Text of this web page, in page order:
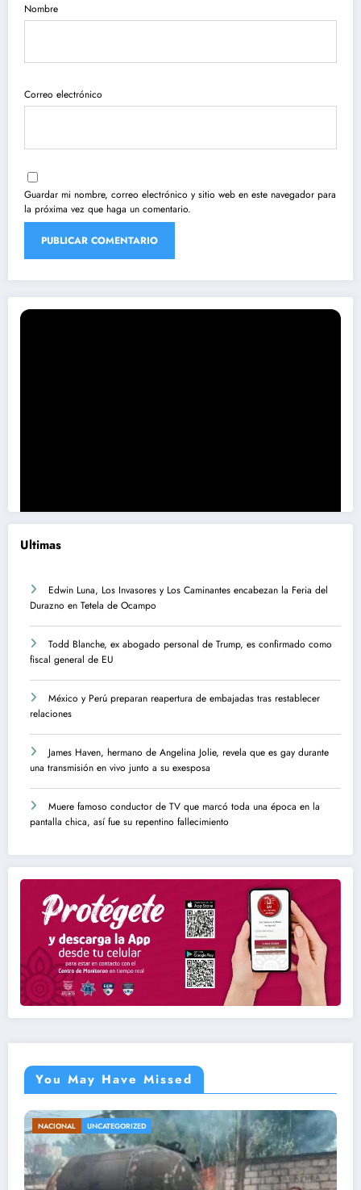
Nombre
Correo electrónico
Guardar mi nombre, correo electrónico y sitio web en este navegador para
la próxima vez que haga un comentario.
Ultimas
Edwin Luna, Los Invasores y Los Caminantes encabezan la Feria del
Durazno en Tetela de Ocampo
Todd Blanche, ex abogado personal de Trump, es confirmado como
fiscal general de EU
México y Perú preparan reapertura de embajadas tras restablecer
relaciones
James Haven, hermano de Angelina Jolie, revela que es gay durante
una transmisión en vivo junto a su exesposa
Muere famoso conductor de TV que marcó toda una época en la
pantalla chica, así fue su repentino fallecimiento
You May Have Missed
ENTRETENIMIENTO UNCATEGORIZED